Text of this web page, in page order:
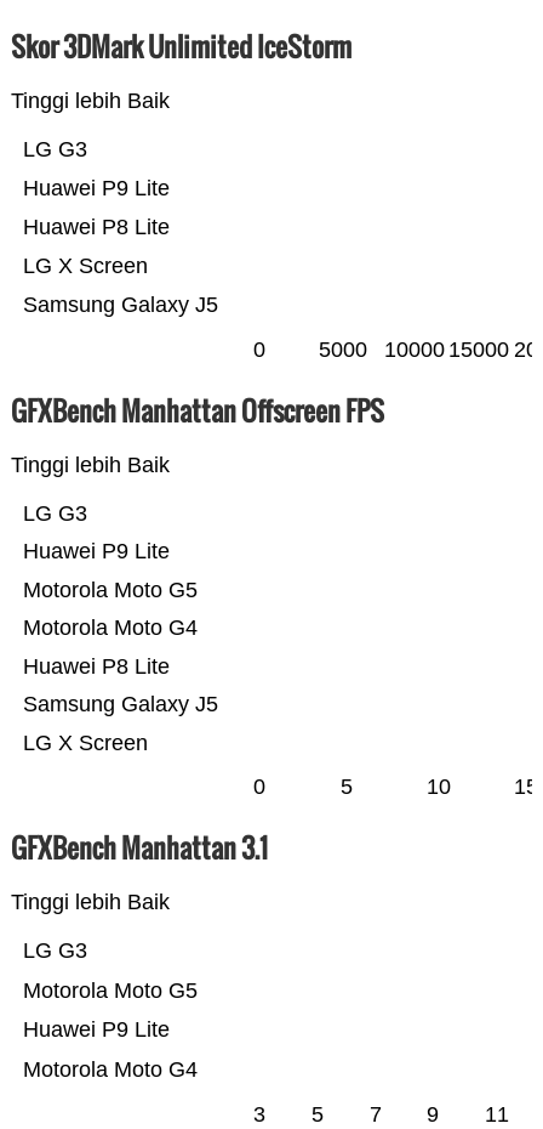
Skor 3DMark Unlimited IceStorm
Tinggi lebih Baik
Samsung Galaxy J5
LG X Screen
Huawei P8 Lite
Huawei P9 Lite
LG G3
0 5000 10000 15000
GFXBench Manhattan Offscreen FPS
Tinggi lebih Baik
LG X Screen
Samsung Galaxy J5
Huawei P8 Lite
Motorola Moto G4
Motorola Moto G5
Huawei P9 Lite
LG G3
0 5 10 15
GFXBench Manhattan 3.1
Tinggi lebih Baik
Motorola Moto G4
Huawei P9 Lite
Motorola Moto G5
LG G3
3 5 7 9 11